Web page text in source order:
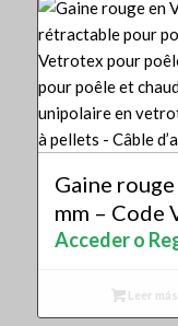
Gaine
mm – Code
Acceder o
Leer más